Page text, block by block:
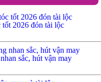
tốt 2026 đón tài lộc
sắc, hút vận may